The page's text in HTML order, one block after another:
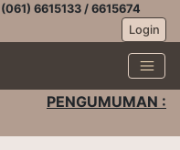
6615133 / 6615674
Login
PENGUMUMAN :